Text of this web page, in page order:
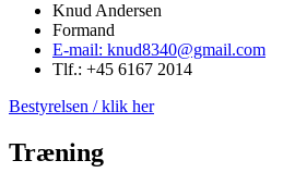
Knud Andersen
Formand
E-mail: knud8340@gmail.com
Tlf.: +45 6167 2014
Bestyrelsen / klik her
Træning